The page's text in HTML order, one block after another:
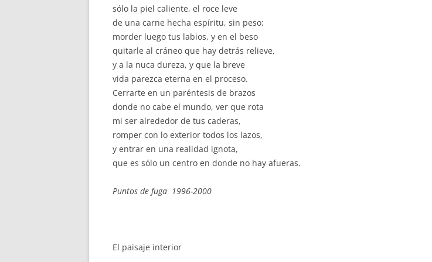
sólo la piel caliente, el roce leve
de una carne hecha espíritu, sin peso;
morder luego tus labios, y en el beso
quitarle al cráneo que hay detrás relieve,
y a la nuca dureza, y que la breve
vida parezca eterna en el proceso.
Cerrarte en un paréntesis de brazos
donde no cabe el mundo, ver que rota
mi ser alrededor de tus caderas,
romper con lo exterior todos los lazos,
y entrar en una realidad ignota,
que es sólo un centro en donde no hay afueras.
Puntos de fuga 1996-2000
El paisaje interior